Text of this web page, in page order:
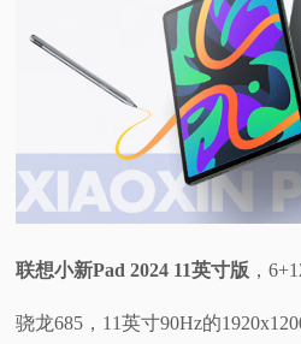
联想小新Pad 2024 11英寸版 ，
骁龙685，11英寸90Hz的